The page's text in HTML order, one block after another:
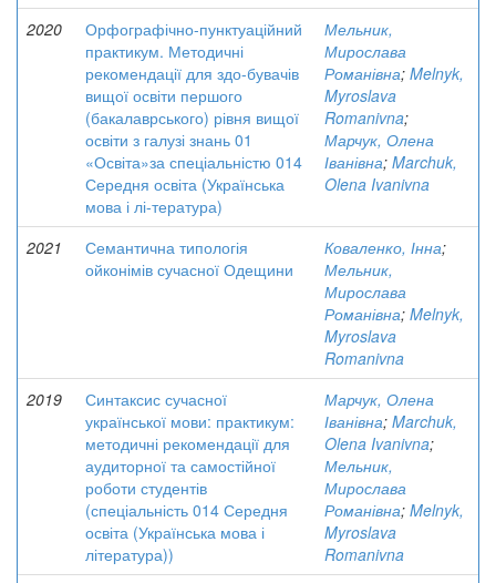
2020
Орфографічно-пунктуаційний
практикум. Методичні
рекомендації для здо-бувачів
вищої освіти першого
(бакалаврського) рівня вищої
освіти з галузі знань 01
«Освіта»за спеціальністю 014
Середня освіта (Українська
мова і лі-тература)
Мельник,
Мирослава
Романівна; Melnyk,
Myroslava
Romanivna;
Марчук, Олена
Іванівна; Marchuk,
Olena Ivanivna
2021
Семантична типологія
ойконімів сучасної Одещини
Коваленко, Інна;
Мельник,
Мирослава
Романівна; Melnyk,
Myroslava
Romanivna
2019
Синтаксис сучасної
української мови: практикум:
методичні рекомендації для
аудиторної та самостійної
роботи студентів
(спеціальність 014 Середня
освіта (Українська мова і
література))
Марчук, Олена
Іванівна; Marchuk,
Olena Ivanivna;
Мельник,
Мирослава
Романівна; Melnyk,
Myroslava
Romanivna